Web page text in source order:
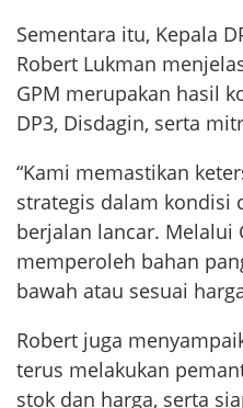
Sementara itu, Kepala
Robert Lukman
GPM merupakan hasil
DP3, Disdagin, serta
“Kami memastikan
strategis dalam kondisi
berjalan lancar. Melalui
memperoleh bahan
bawah atau sesuai
Robert juga
terus melakukan
stok dan harga, serta